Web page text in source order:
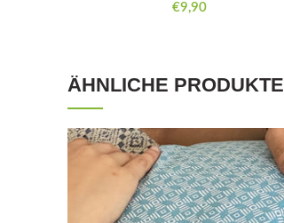
€9,90
ÄHNLICHE PRODUKTE